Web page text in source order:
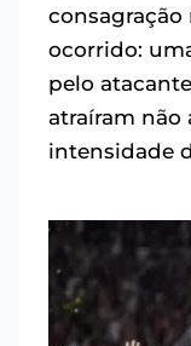
ocorrido:
pelo
atraíram não
intensidade